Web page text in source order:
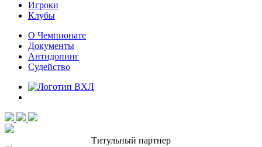
Игроки
Клубы
О Чемпионате
Документы
Антидопинг
Судейство
Титульный партнер